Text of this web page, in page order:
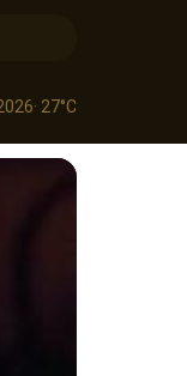
· 27°C